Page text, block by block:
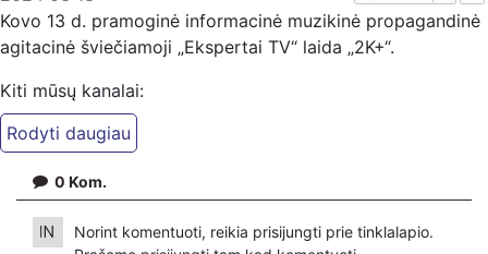
Kovo 13 d. pramoginė informacinė muzikinė propagandinė
agitacinė šviečiamoji „Ekspertai TV“ laida „2K+“.
Kiti mūsų kanalai:
Ekspertai.eu Telegram'e – https://t.me/ekspertaiTelegram
Dailymotion: https://www.dailymotion.com/ekspertai
https://www.ekspertai.eu
Mūsų veikla galima tik dėka skaitytojų ir žiūrovų, mus
0 Kom.
Norint komentuoti, reikia prisijungti prie tinklalapio.